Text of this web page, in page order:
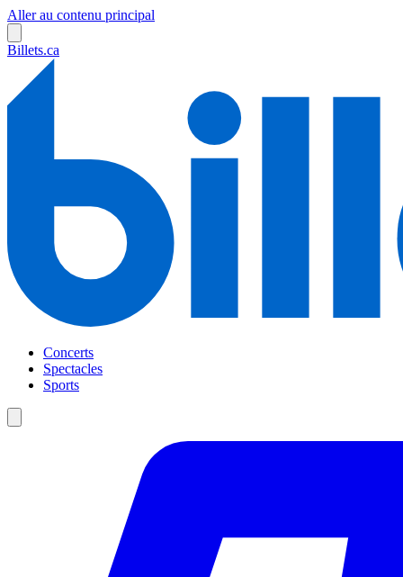
Aller au contenu principal
Billets.ca
Concerts
Spectacles
Sports